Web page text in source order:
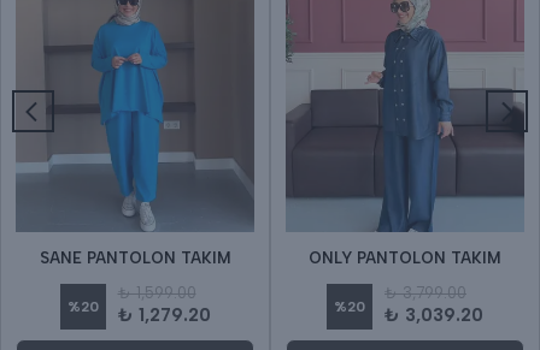
SANE PANTOLON TAKIM
%20
₺ 1,599.00
₺ 1,279.20
ONLY PANTOLON TAKIM
%20
₺ 3,799.00
₺ 3,039.20